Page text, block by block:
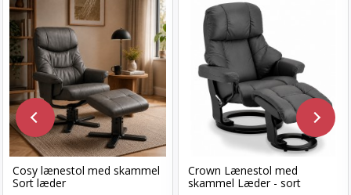
Cosy lænestol med skammel
Sort læder
Crown Lænestol med
skammel Læder - sort